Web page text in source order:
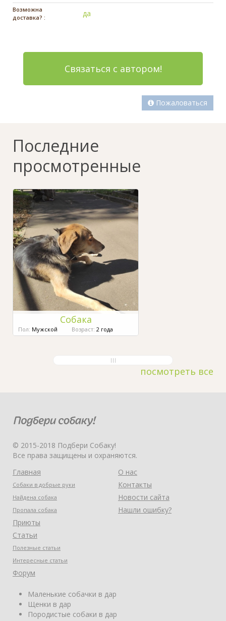
Возможна
доставка? :
да
Связаться с автором!
Пожаловаться
Последние
просмотренные
Собака
Пол: Мужской Возраст: 2 года
посмотреть все
© 2015-2018 Подбери Собаку!
Все права защищены и охраняются.
Главная
Собаки в добрые руки
Найдена собака
Пропала собака
Приюты
Статьи
Полезные статьи
Интересные статьи
Форум
О нас
Контакты
Новости сайта
Нашли ошибку?
Маленькие собачки в дар
Щенки в дар
Породистые собаки в дар